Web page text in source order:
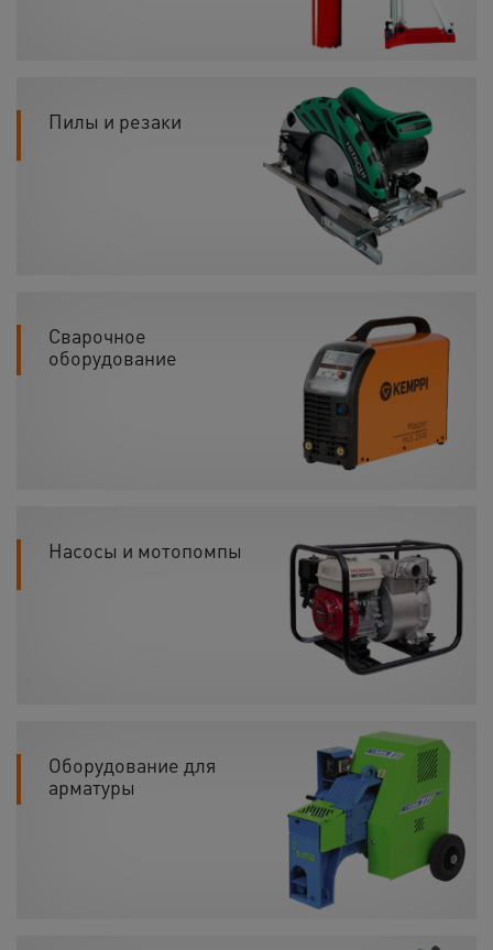
Пилы и резаки
Сварочное
оборудование
Насосы и мотопомпы
Оборудование для
арматуры